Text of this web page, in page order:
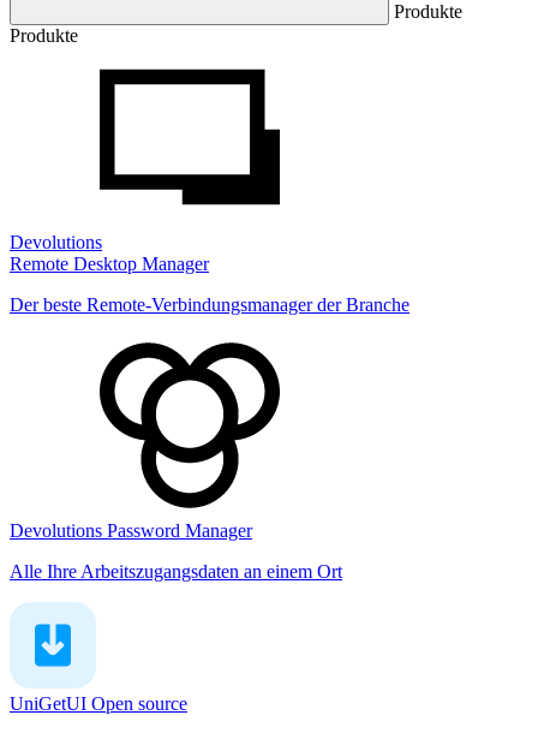
Produkte
Produkte
Devolutions
Remote Desktop Manager
Der beste Remote-Verbindungsmanager der Branche
Devolutions Password Manager
Alle Ihre Arbeitszugangsdaten an einem Ort
UniGetUI Open source